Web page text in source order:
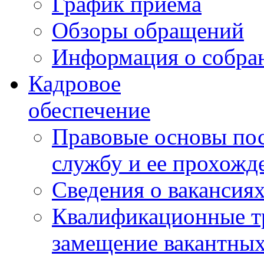
Обзоры обращений
Информация о
Кадровое
обеспечение
Правовые основы
службу и ее
Сведения о
Квалификационные
замещение